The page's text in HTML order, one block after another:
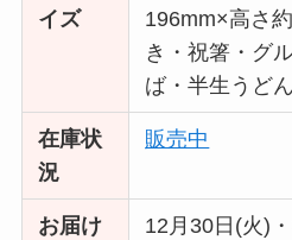
イズ
196mm×高さ
き・祝箸・グ
ば・半生うど
在庫状
況
販売中
お届け
12月30日(火)